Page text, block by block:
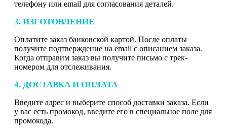
телефону или email для согласования деталей.
3. ИЗГОТОВЛЕНИЕ
Оплатите заказ банковской картой. После оплаты
получите подтверждение на email с описанием заказа.
Когда отправим заказ вы получите письмо с трек-
номером для отслеживания.
4. ДОСТАВКА И ОПЛАТА
Введите адрес и выберите способ доставки заказа. Если
у вас есть промокод, введите его в специальное поле для
промокода.